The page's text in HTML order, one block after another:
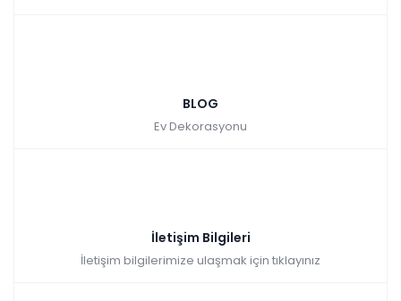
BLOG
Ev Dekorasyonu
İletişim Bilgileri
İletişim bilgilerimize ulaşmak için tıklayınız